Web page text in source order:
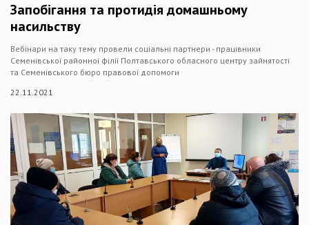
Запобігання та протидія домашньому
насильству
Вебінари на таку тему провели соціальні партнери - працівники
Семенівської районної філії Полтавського обласного центру зайнятості
та Семенівського бюро правової допомоги
22.11.2021